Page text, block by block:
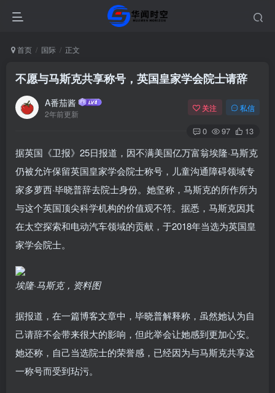
首页 国际 正文
不愿与马斯克共享称号，英国皇家学会院士请辞
A番茄酱
2年前更新
关注 私信
0 97 13
据英国《卫报》25日报道，因不满美国亿万富翁埃隆·马斯克
仍被允许保留英国皇家学会院士称号，儿童沟通障碍领域专
家多萝西·毕晓普辞去院士身份。她坚称，马斯克的所作所为
与这个英国顶尖科学机构的价值观不符。据悉，马斯克因其
在太空探索和电动汽车领域的贡献，于2018年当选为英国皇
家学会院士。
埃隆·马斯克，资料图
据报道，在一篇博客文章中，毕晓普解释称，虽然她认为自
己请辞不会带来很大的影响，但此举会让她感到更加心安。
她还称，自己当选院士的荣誉感，已经因为与马斯克共享这
一称号而受到玷污。